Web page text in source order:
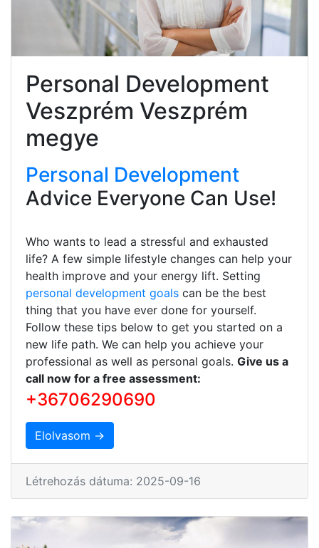
Personal Development
Veszprém Veszprém
megye
Personal Development
Advice Everyone Can Use!
Who wants to lead a stressful and exhausted
life? A few simple lifestyle changes can help your
health improve and your energy lift. Setting
personal development goals can be the best
thing that you have ever done for yourself.
Follow these tips below to get you started on a
new life path. We can help you achieve your
professional as well as personal goals. Give us a
call now for a free assessment:
+36706290690
Elolvasom →
Létrehozás dátuma: 2025-09-16